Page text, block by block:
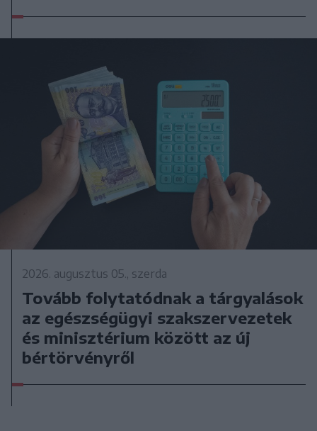
2026. augusztus 05., szerda
Tovább folytatódnak a tárgyalások
az egészségügyi szakszervezetek
és minisztérium között az új
bértörvényről